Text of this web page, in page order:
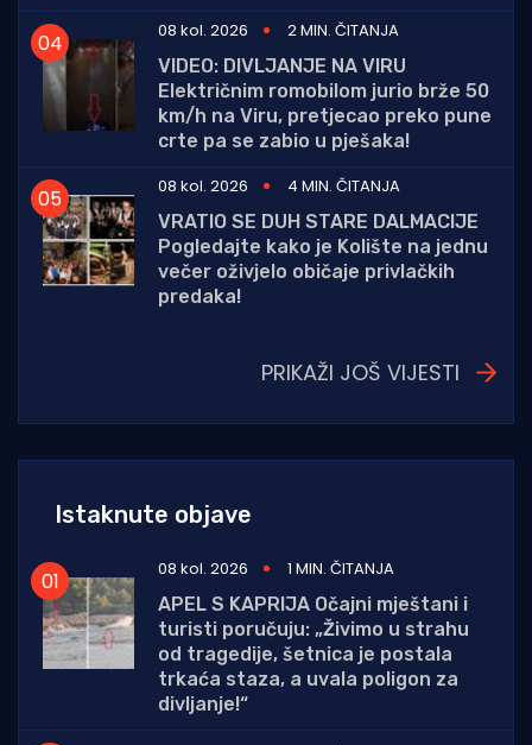
08 kol. 2026
2 MIN. ČITANJA
VIDEO: DIVLJANJE NA VIRU
Električnim romobilom jurio brže 50
km/h na Viru, pretjecao preko pune
crte pa se zabio u pješaka!
08 kol. 2026
4 MIN. ČITANJA
VRATIO SE DUH STARE DALMACIJE
Pogledajte kako je Kolište na jednu
večer oživjelo običaje privlačkih
predaka!
PRIKAŽI JOŠ VIJESTI
Istaknute objave
08 kol. 2026
1 MIN. ČITANJA
APEL S KAPRIJA Očajni mještani i
turisti poručuju: „Živimo u strahu
od tragedije, šetnica je postala
trkaća staza, a uvala poligon za
divljanje!“